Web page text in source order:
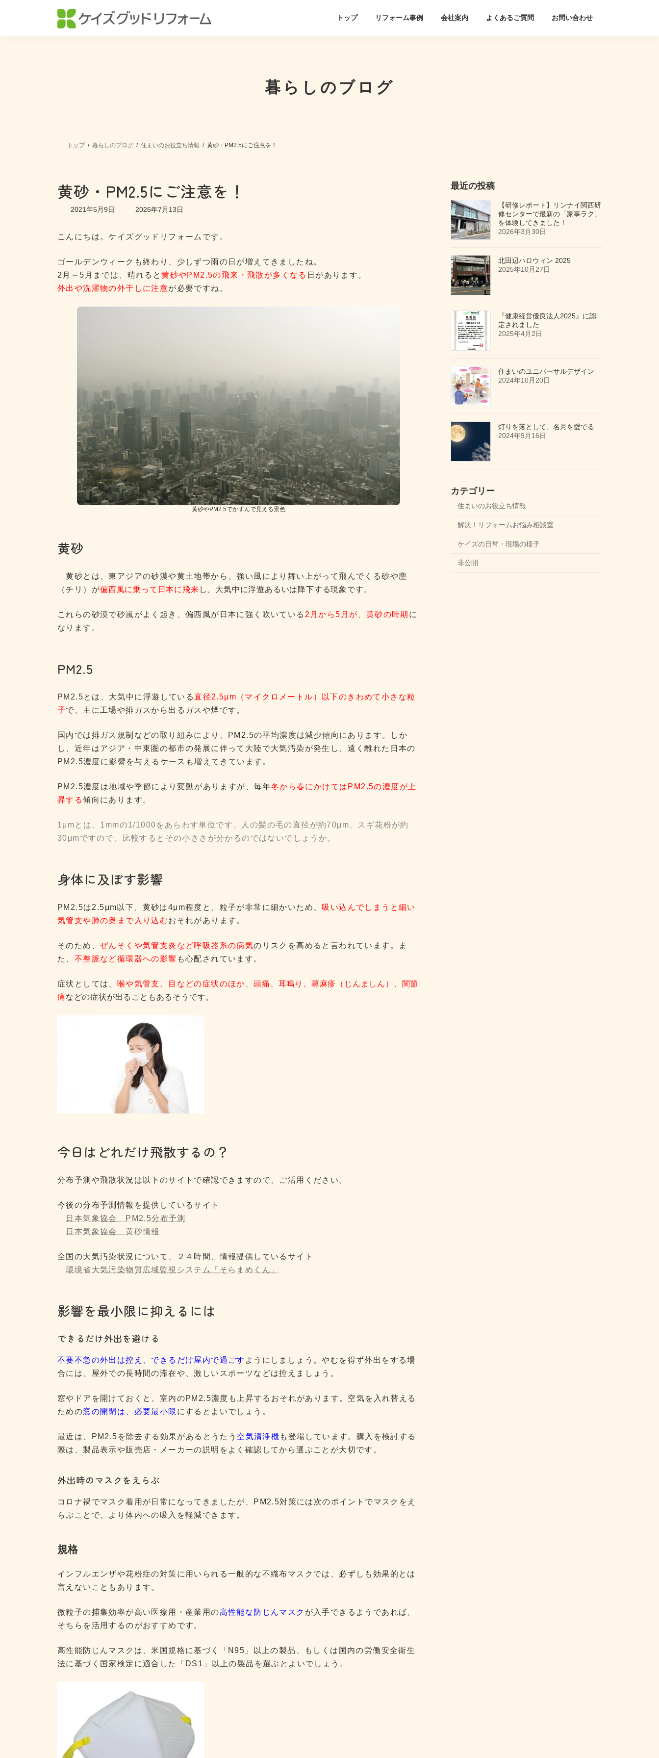
ン
ー
トップ リフォーム事例 会社案内 よくあるご質問 お問い合わせ
暮らしのブログ
トップ 暮らしのブログ 住まいのお役立ち情報 黄砂・PM2.5にご注意を！
黄砂・PM2.5にご注意を！
2021年5月9日
最
新
:
2026年7月13日
こんにちは。ケイズグッドリフォームです。
ゴールデンウィークも終わり、少しずつ雨の日が増えてきましたね。
2月～5月までは、晴れると黄砂やPM2.5の飛来・飛散が多くなる 日があります。
外出や洗濯物の外干しに注意が必要ですね。
黄砂やPM2.5でかすんで見える景色
黄砂
黄砂とは、東アジアの砂漠や黄土地帯から、強い風により舞い上がって飛んでくる砂や塵
（チリ）が偏西風に乗って日本に飛来 し、大気中に浮遊あるいは降下する現象です。
これらの砂漠で砂嵐がよく起き、偏西風が日本に強く吹いている 2月から5月が、黄砂の時期 に
なります。
PM2.5
PM2.5とは、大気中に浮遊している直径2.5μm（マイクロメートル）以下のきわめて小さな粒
子で、主に工場や排ガスから出るガスや煙です。
国内では排ガス規制などの取り組みにより、PM2.5の平均濃度は減少傾向にあります。しか
し、近年はアジア・中東圏の都市の発展に伴って大陸で大気汚染が発生し、遠く離れた日本の
PM2.5濃度に影響を与えるケースも増えてきています。
PM2.5濃度は地域や季節により変動がありますが、毎年冬から春にかけてはPM2.5の濃度が上
昇する傾向にあります。
1μmとは、1mmの1/1000をあらわす単位です。人の髪の毛の直径が約70μm、スギ花粉が約
30μmですので、比較するとその小ささが分かるのではないでしょうか。
身体に及ぼす影響
PM2.5は2.5μm以下、黄砂は4μm程度と、粒子が非常に細かいため、 吸い込んでしまうと細い
気管支や肺の奥まで入り込むおそれがあります。
そのため、 ぜんそくや気管支炎など呼吸器系の病気のリスクを高めると言われています。ま
た、 不整脈など循環器への影響 も心配されています。
症状としては、 喉や気管支、目などの症状のほか、頭痛、耳鳴り、蕁麻疹（じんましん）、関節
痛などの症状が出ることもあるそうです。
今日はどれだけ飛散するの？
分布予測や飛散状況は以下のサイトで確認できますので、ご活用ください。
今後の分布予測情報を提供しているサイト
日本気象協会 PM2.5分布予測
日本気象協会 黄砂情報
全国の大気汚染状況について、２４時間、情報提供しているサイト
環境省大気汚染物質広域監視システム「そらまめくん」
影響を最小限に抑えるには
できるだけ外出を避ける
不要不急の外出は控え、できるだけ屋内で過ごす ようにしましょう。やむを得ず外出をする場
合には、屋外での長時間の滞在や、激しいスポーツなどは控えましょう。
窓やドアを開けておくと、室内のPM2.5濃度も上昇するおそれがあります。空気を入れ替える
ための窓の開閉は、必要最小限 にするとよいでしょう。
最近は、PM2.5を除去する効果があるとうたう 空気清浄機 も登場しています。購入を検討する
際は、製品表示や販売店・メーカーの説明をよく確認してから選ぶことが大切です。
外出時のマスクをえらぶ
コロナ禍でマスク着用が日常になってきましたが、PM2.5対策には次のポイントでマスクをえ
らぶことで、より体内への吸入を軽減できます。
規格
インフルエンザや花粉症の対策に用いられる一般的な不織布マスクでは、必ずしも効果的とは
言えないこともあります。
微粒子の捕集効率が高い医療用・産業用の高性能な防じんマスク が入手できるようであれば、
そちらを活用するのがおすすめです。
高性能防じんマスクは、米国規格に基づく「N95」以上の製品、もしくは国内の労働安全衛生
法に基づく国家検定に適合した「DS1」以上の製品を選ぶとよいでしょう。
最近の投稿
【研修レポート】リンナイ関西研
修センターで最新の「家事ラク」
を体験してきました！
2026年3月30日
北田辺ハロウィン 2025
2025年10月27日
『健康経営優良法人2025』に認
定されました
2025年4月2日
住まいのユニバーサルデザイン
2024年10月20日
灯りを落として、名月を愛でる
2024年9月16日
カテゴリー
住まいのお役立ち情報
解決！リフォームお悩み相談室
ケイズの日常・現場の様子
非公開